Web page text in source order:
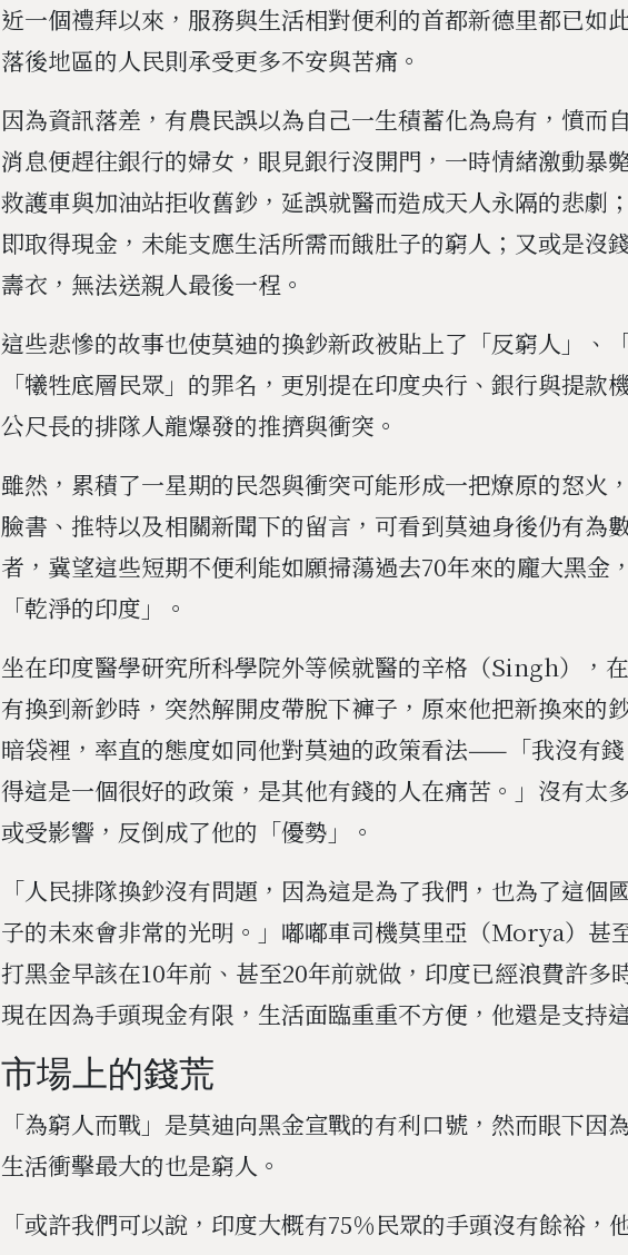
近一個禮拜以來，服務與生活相對便利的首都新德里都已如
落後地區的人民則承受更多不安與苦痛。
因為資訊落差，有農民誤以為自己一生積蓄化為烏有，憤而
消息便趕往銀行的婦女，眼見銀行沒開門，一時情緒激動暴
救護車與加油站拒收舊鈔，延誤就醫而造成天人永隔的悲劇
即取得現金，未能支應生活所需而餓肚子的窮人；又或是沒
壽衣，無法送親人最後一程。
這些悲慘的故事也使莫迪的換鈔新政被貼上了「反窮人」、
「犧牲底層民眾」的罪名，更別提在印度央行、銀行與提款
公尺長的排隊人龍爆發的推擠與衝突。
雖然，累積了一星期的民怨與衝突可能形成一把燎原的怒火
臉書、推特以及相關新聞下的留言，可看到莫迪身後仍有為
者，冀望這些短期不便利能如願掃蕩過去70年來的龐大黑金
「乾淨的印度」。
坐在印度醫學研究所科學院外等候就醫的辛格（Singh），
有換到新鈔時，突然解開皮帶脫下褲子，原來他把新換來的
暗袋裡，率直的態度如同他對莫迪的政策看法——「我沒有
得這是一個很好的政策，是其他有錢的人在痛苦。」沒有太
或受影響，反倒成了他的「優勢」。
「人民排隊換鈔沒有問題，因為這是為了我們，也為了這個
子的未來會非常的光明。」嘟嘟車司機莫里亞（Morya）甚
打黑金早該在10年前、甚至20年前就做，印度已經浪費許多
現在因為手頭現金有限，生活面臨重重不方便，他還是支持
市場上的錢荒
「為窮人而戰」是莫迪向黑金宣戰的有利口號，然而眼下因
生活衝擊最大的也是窮人。
「或許我們可以說，印度大概有75％民眾的手頭沒有餘裕，